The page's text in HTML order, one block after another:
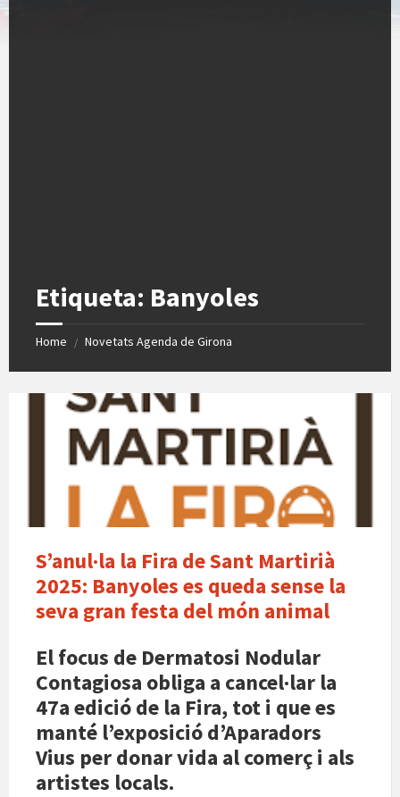
Etiqueta: Banyoles
Home / Novetats Agenda de Girona
martiria
S’anul·la la Fira de Sant Martirià
2025: Banyoles es queda sense la
seva gran festa del món animal
El focus de Dermatosi Nodular
Contagiosa obliga a cancel·lar la
47a edició de la Fira, tot i que es
manté l’exposició d’Aparadors
Vius per donar vida al comerç i als
artistes locals.